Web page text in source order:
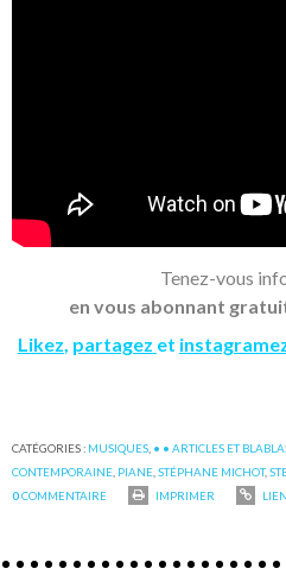
Tenez-vous
en vous abonnant
Likez, partagez et
CATÉGORIES : MUSIQUES • • ARTICLES ET
CONTEMPORAINE PIANE ,STÉPHANE MICHOT,
0COMMENTAIRE IMPRIMER